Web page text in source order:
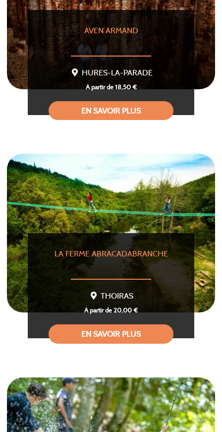
AVEN ARMAND
HURES-LA-PARADE
A partir de 18,50 €
EN SAVOIR PLUS
LA FERME ABRACADABRANCHE
THOIRAS
A partir de 20,00 €
EN SAVOIR PLUS